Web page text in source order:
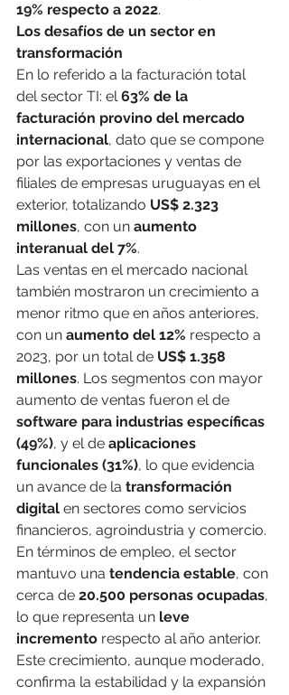
19% respecto a 2022.
Los desafíos de un sector en
transformación
En lo referido a la facturación total
del sector TI: el 63% de la
facturación provino del mercado
internacional, dato que se compone
por las exportaciones y ventas de
filiales de empresas uruguayas en el
exterior, totalizando US$ 2.323
millones, con un aumento
interanual del 7%.
Las ventas en el mercado nacional
también mostraron un crecimiento a
menor ritmo que en años anteriores,
con un aumento del 12% respecto a
2023, por un total de US$ 1.358
millones. Los segmentos con mayor
aumento de ventas fueron el de
software para industrias específicas
(49%), y el de aplicaciones
funcionales (31%), lo que evidencia
un avance de la transformación
digital en sectores como servicios
financieros, agroindustria y comercio.
En términos de empleo, el sector
mantuvo una tendencia estable, con
cerca de 20.500 personas ocupadas,
lo que representa un leve
incremento respecto al año anterior.
Este crecimiento, aunque moderado,
confirma la estabilidad y la expansión